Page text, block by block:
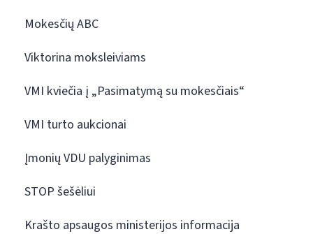
Mokesčių ABC
Viktorina moksleiviams
VMI kviečia į „Pasimatymą su mokesčiais“
VMI turto aukcionai
Įmonių VDU palyginimas
STOP šešėliui
Krašto apsaugos ministerijos informacija